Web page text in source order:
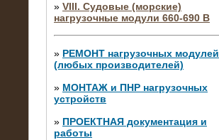
» VIII. Судовые (морские)
нагрузочные модули 660-690 В
» РЕМОНТ нагрузочных модулей
(любых производителей)
» МОНТАЖ и ПНР нагрузочных
устройств
» ПРОЕКТНАЯ документация и
работы